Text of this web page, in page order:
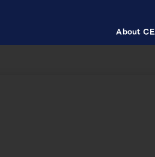
About